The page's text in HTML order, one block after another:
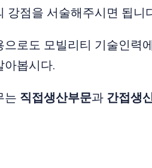
강점을 서술해주시면 됩니
으로도 모빌리티 기술인력
아봅시다.
는 직접생산부문과 간접생